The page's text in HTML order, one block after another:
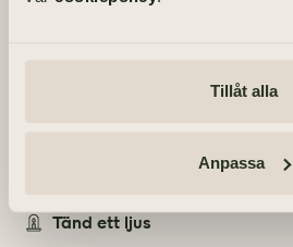
Tillåt alla
Anpassa
MINNESGÅVOR
Tänd ett ljus